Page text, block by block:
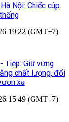
Nội: Chiếc cúp
19:22 (GMT+7)
Tiệp: Giữ vững
chất lượng, đổi
xa
15:49 (GMT+7)